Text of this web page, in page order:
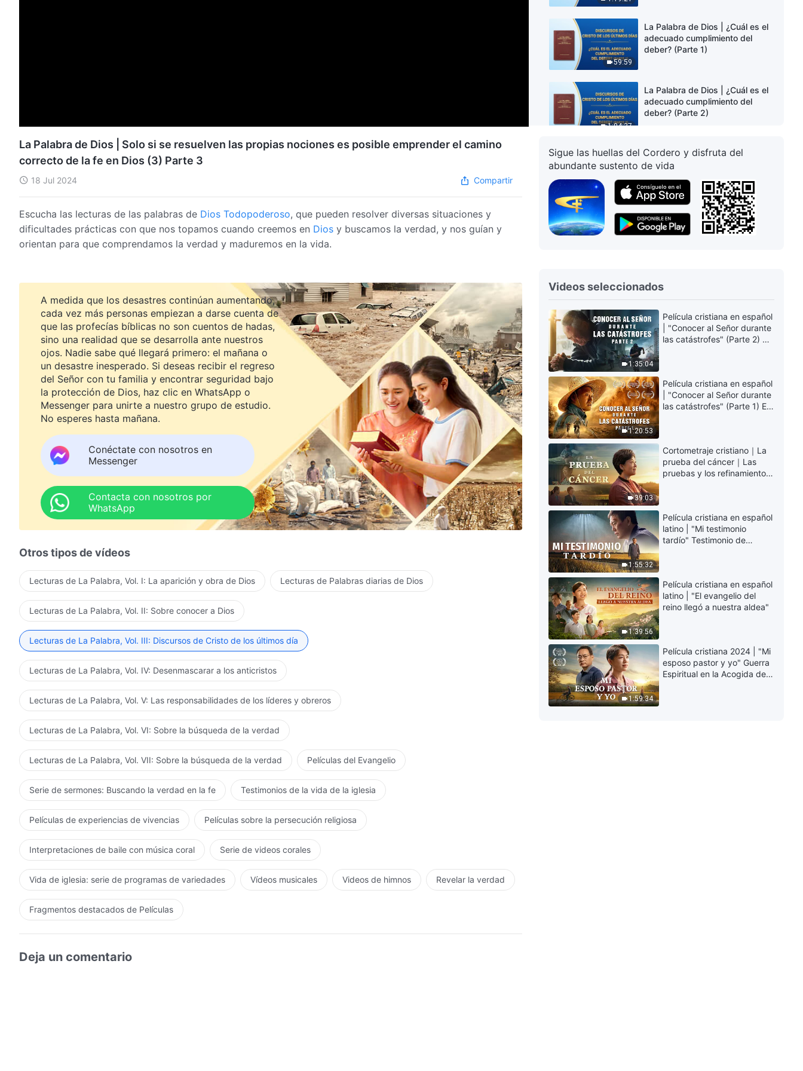
59:59
La Palabra de Dios | ¿Cuál es el
adecuado cumplimiento del
deber? (Parte 1)
1:04:37
La Palabra de Dios | ¿Cuál es el
adecuado cumplimiento del
deber? (Parte 2)
1:16:38
La Palabra de Dios | ¿Cuál es el
adecuado cumplimiento del
La Palabra de Dios | ¿Cuál es el
adecuado cumplimiento del
1:09:54
La Palabra de Dios | Difundir el
evangelio es el deber al que
están obligados por honor todos
los creyentes (Parte 1)
1:10:28
La Palabra de Dios | Difundir el
evangelio es el deber al que
están obligados por honor todos
los creyentes (Parte 2)
1:06:10
La Palabra de Dios | Difundir el
evangelio es el deber al que
están obligados por honor todos
los creyentes (Parte 3)
1:03:13
La Palabra de Dios | Difundir el
evangelio es el deber al que
están obligados por honor todos
los creyentes (Parte 4)
50:19
La Palabra de Dios | Difundir el
evangelio es el deber al que
están obligados por honor todos
los creyentes (Parte 5)
31:59
La Palabra de Dios | Es
importante rectificar las
relaciones entre el hombre y
Dios (Parte 1)
42:59
La Palabra de Dios | Es
importante rectificar las
relaciones entre el hombre y
Dios (Parte 2)
La Palabra de Dios | Solo si se resuelven las propias nociones es posible emprender el camino
correcto de la fe en Dios (3) Parte 3
18 Jul 2024 Compartir
Escucha las lecturas de las palabras de Dios Todopoderoso, que pueden resolver diversas situaciones y
dificultades prácticas con que nos topamos cuando creemos en Dios y buscamos la verdad, y nos guían y
orientan para que comprendamos la verdad y maduremos en la vida.
A medida que los desastres continúan aumentando,
cada vez más personas empiezan a darse cuenta de
que las profecías bíblicas no son cuentos de hadas,
sino una realidad que se desarrolla ante nuestros
ojos. Nadie sabe qué llegará primero: el mañana o
un desastre inesperado. Si deseas recibir el regreso
del Señor con tu familia y encontrar seguridad bajo
la protección de Dios, haz clic en WhatsApp o
Messenger para unirte a nuestro grupo de estudio.
No esperes hasta mañana.
Conéctate con nosotros en
Messenger
Contacta con nosotros por
WhatsApp
Otros tipos de vídeos
Lecturas de La Palabra, Vol. I: La aparición y obra de Dios Lecturas de Palabras diarias de Dios
Lecturas de La Palabra, Vol. II: Sobre conocer a Dios
Lecturas de La Palabra, Vol. III: Discursos de Cristo de los últimos día
Lecturas de La Palabra, Vol. IV: Desenmascarar a los anticristos
Lecturas de La Palabra, Vol. V: Las responsabilidades de los líderes y obreros
Lecturas de La Palabra, Vol. VI: Sobre la búsqueda de la verdad
Lecturas de La Palabra, Vol. VII: Sobre la búsqueda de la verdad Películas del Evangelio
Serie de sermones: Buscando la verdad en la fe Testimonios de la vida de la iglesia
Películas de experiencias de vivencias Películas sobre la persecución religiosa
Interpretaciones de baile con música coral Serie de videos corales
Vida de iglesia: serie de programas de variedades Vídeos musicales Videos de himnos Revelar la verdad
Fragmentos destacados de Películas
Deja un comentario
Sigue las huellas del Cordero y disfruta del
abundante sustento de vida
Videos seleccionados
1:35:04
Película cristiana en español
| "Conocer al Señor durante
las catástrofes" (Parte 2) La
1:20:53
Película cristiana en español
| "Conocer al Señor durante
las catástrofes" (Parte 1) El
39:03
Cortometraje cristiano｜La
prueba del cáncer｜Las
pruebas y los refinamientos
1:55:32
Película cristiana en español
latino | "Mi testimonio
tardío" Testimonio de
1:39:56
Película cristiana en español
latino | "El evangelio del
reino llegó a nuestra aldea"
1:59:34
Película cristiana 2024 | "Mi
esposo pastor y yo" Guerra
Espiritual en la Acogida del